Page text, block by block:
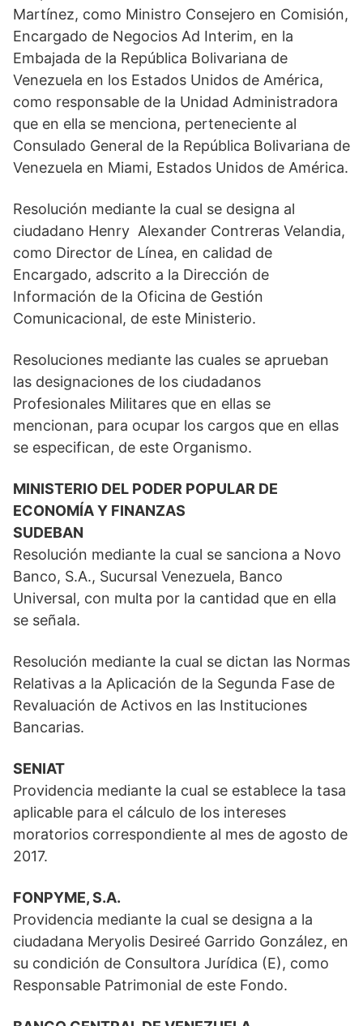
Martínez, como Ministro Consejero en Comisión,
Encargado de Negocios Ad Interim, en la
Embajada de la República Bolivariana de
Venezuela en los Estados Unidos de América,
como responsable de la Unidad Administradora
que en ella se menciona, perteneciente al
Consulado General de la República Bolivariana de
Venezuela en Miami, Estados Unidos de América.
Resolución mediante la cual se designa al
ciudadano Henry Alexander Contreras Velandia,
como Director de Línea, en calidad de
Encargado, adscrito a la Dirección de
Información de la Oficina de Gestión
Comunicacional, de este Ministerio.
Resoluciones mediante las cuales se aprueban
las designaciones de los ciudadanos
Profesionales Militares que en ellas se
mencionan, para ocupar los cargos que en ellas
se especifican, de este Organismo.
MINISTERIO DEL PODER POPULAR DE
ECONOMÍA Y FINANZAS
SUDEBAN
Resolución mediante la cual se sanciona a Novo
Banco, S.A., Sucursal Venezuela, Banco
Universal, con multa por la cantidad que en ella
se señala.
Resolución mediante la cual se dictan las Normas
Relativas a la Aplicación de la Segunda Fase de
Revaluación de Activos en las Instituciones
Bancarias.
SENIAT
Providencia mediante la cual se establece la tasa
aplicable para el cálculo de los intereses
moratorios correspondiente al mes de agosto de
2017.
FONPYME, S.A.
Providencia mediante la cual se designa a la
ciudadana Meryolis Desireé Garrido González, en
su condición de Consultora Jurídica (E), como
Responsable Patrimonial de este Fondo.